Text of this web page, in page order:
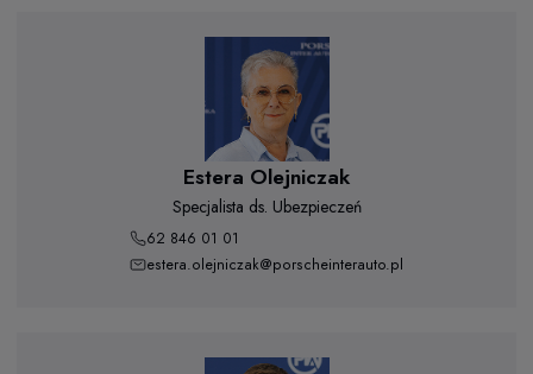
Estera Olejniczak
Specjalista ds. Ubezpieczeń
62 846 01 01
estera.olejniczak@porscheinterauto.pl